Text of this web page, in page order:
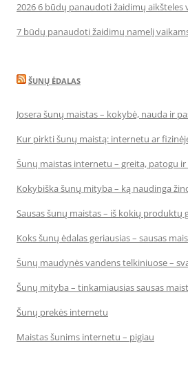
2026 6 būdų panaudoti žaidimų aikšteles
7 būdų panaudoti žaidimų namelį
ŠUNŲ ĖDALAS
Josera šunų maistas – kokybė, nauda ir
Kur pirkti šunų maistą: internetu ar
Šunų maistas internetu – greita, patogu ir
Kokybiška šunų mityba – ką naudinga
Sausas šunų maistas – iš kokių produktų
Koks šunų ėdalas geriausias – sausas
Šunų maudynės vandens telkiniuose –
Šunų mityba – tinkamiausias sausas
Šunų prekės internetu
Maistas šunims internetu – pigiau